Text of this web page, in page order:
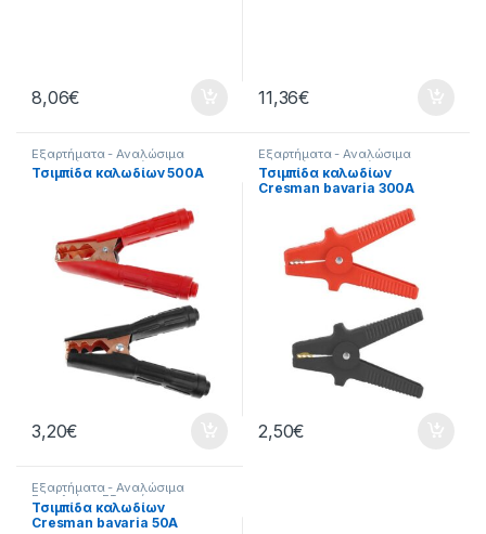
8,06€ 11,36€
Εξαρτήματα - Αναλώσιμα
Εργαλείων Εξαρτήματα
Ηλεκτροκόλλησης,Εργαλεία
Τσιμπίδα καλωδίων 500Α
3,20€
Εξαρτήματα - Αναλώσιμα
Εργαλείων Εξαρτήματα
Ηλεκτροκόλλησης,Εργαλεία
Τσιμπίδες
Τσιμπίδα καλωδίων
Cresman bavaria 300Α
2,50€
Εξαρτήματα - Αναλώσιμα
Εργαλείων Εξαρτήματα
Ηλεκτροκόλλησης,Εργαλεία
Τσιμπίδες
Τσιμπίδα καλωδίων
Cresman bavaria 50Α